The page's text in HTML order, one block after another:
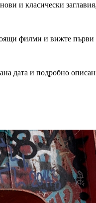
и класически
филми и вижте първи
дата и подробно